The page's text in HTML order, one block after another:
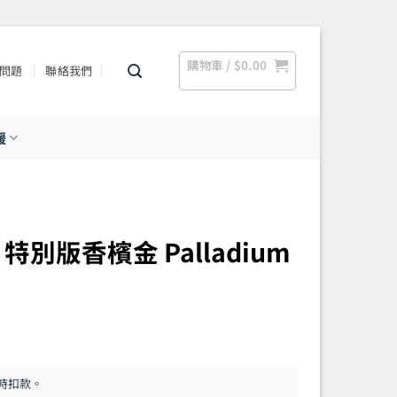
題 聯絡我們 購物車 / $0.00
特別版香檳金 Palladium
扣款。